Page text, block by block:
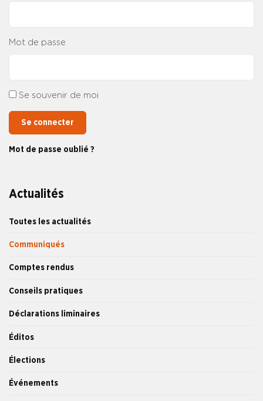
Actualités
Toutes les actualités
Communiqués
Comptes rendus
Conseils pratiques
Déclarations liminaires
Éditos
Élections
Événements
Mot de passe
Se souvenir de moi
Se connecter
Mot de passe oublié ?